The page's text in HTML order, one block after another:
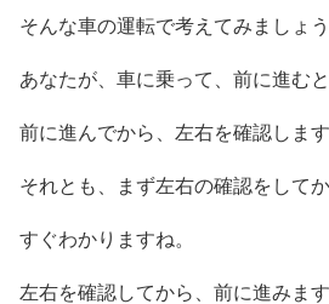
そんな車の運転で考えてみましょう
あなたが、車に乗って、前に進むと
前に進んでから、左右を確認します
それとも、まず左右の確認をして
すぐわかりますね。
左右を確認してから、前に進みます